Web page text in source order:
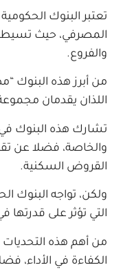
تعتبر البنوك
المصرفي، حيث
والفروع.
من أبرز هذه البنوك
اللذان يقدمان
تشارك هذه البنوك
والخاصة، فضلا عن
القروض السكنية.
ولكن، تواجه البنوك
التي تؤثر على
من أهم هذه التحديات
الكفاءة في الأداء،